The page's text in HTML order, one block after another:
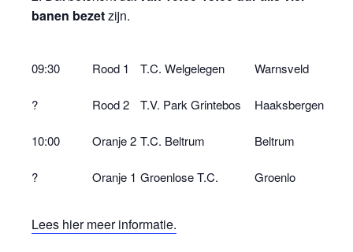
banen bezetzijn.
09:30 Rood 1 T.C. Welgelegen Warnsveld
? Rood 2 T.V. Park Grintebos Haaksbergen
10:00 Oranje 2 T.C. Beltrum Beltrum
? Oranje 1 Groenlose T.C. Groenlo
Lees hier meer informatie.